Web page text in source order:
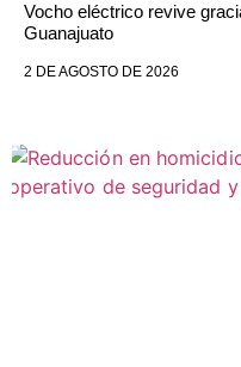
Vocho eléctrico revive
Guanajuato
2 DE AGOSTO DE 2026